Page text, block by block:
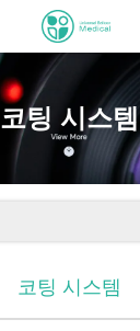
코팅 시스템
코팅 시스템